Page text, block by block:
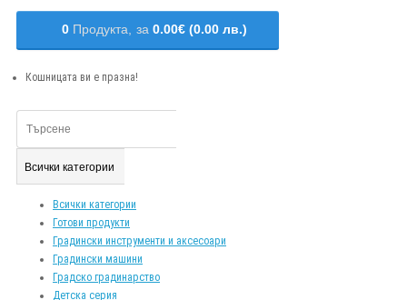
0 Продукта, за 0.00€ (0.00 лв.)
Кошницата ви е празна!
Всички категории
Всички категории
Готови продукти
Градински инструменти и аксесоари
Градински машини
Градско градинарство
Детска серия